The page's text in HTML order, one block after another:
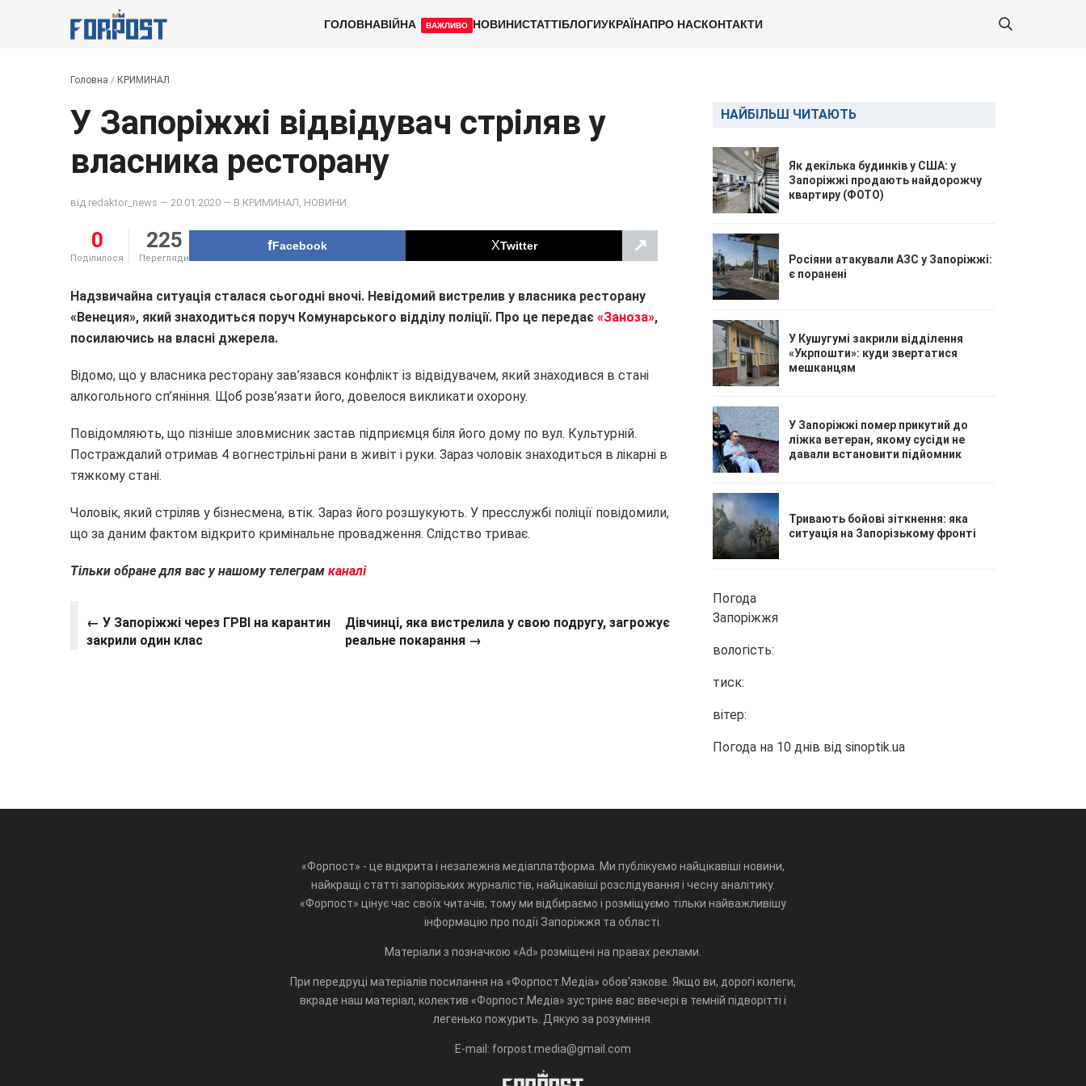
ГОЛОВНАВІЙНА ВАЖЛИВО НОВИНИСТАТТІБЛОГИУКРАЇНАПРО НАСКОНТАКТИ
Головна / КРИМИНАЛ
У Запоріжжі відвідувач стріляв у
власника ресторану
від redaktor_news — 20.01.2020 — В КРИМИНАЛ НОВИНИ
0
Поділилося
225
Перегляди
Facebook Twitter ↗
Надзвичайна ситуація сталася сьогодні вночі. Невідомий вистрелив у власника ресторану
«Венеция», який знаходиться поруч Комунарського відділу поліції. Про це передає «Заноза»,
посилаючись на власні джерела.
Відомо, що у власника ресторану зав’язався конфлікт із відвідувачем, який знаходився в стані
алкогольного сп’яніння. Щоб розв’язати його, довелося викликати охорону.
Повідомляють, що пізніше зловмисник застав підприємця біля його дому по вул. Культурній.
Постраждалий отримав 4 вогнестрільні рани в живіт і руки. Зараз чоловік знаходиться в лікарні в
тяжкому стані.
Чоловік, який стріляв у бізнесмена, втік. Зараз його розшукують. У пресслужбі поліції повідомили,
що за даним фактом відкрито кримінальне провадження. Слідство триває.
Тільки обране для вас у нашому телеграм каналі
← У Запоріжжі через ГРВІ на карантин
закрили один клас
Дівчинці, яка вистрелила у свою подругу, загрожує
реальне покарання →
НАЙБІЛЬШ ЧИТАЮТЬ
Як декілька будинків у США: у
Запоріжжі продають найдорожчу
квартиру (ФОТО)
Росіяни атакували АЗС у Запоріжжі:
є поранені
У Кушугумі закрили відділення
«Укрпошти»: куди звертатися
мешканцям
У Запоріжжі помер прикутий до
ліжка ветеран, якому сусіди не
давали встановити підйомник
Тривають бойові зіткнення: яка
ситуація на Запорізькому фронті
Погода
Запоріжжя
вологість:
тиск:
вітер:
Погода на 10 днів від sinoptik.ua
«Форпост» - це відкрита і незалежна медіаплатформа. Ми публікуємо найцікавіші новини,
найкращі статті запорізьких журналістів, найцікавіші розслідування і чесну аналітику.
«Форпост» цінує час своїх читачів, тому ми відбираємо і розміщуємо тільки найважливішу
інформацію про події Запоріжжя та області.
Матеріали з позначкою «Ad» розміщені на правах реклами.
При передруці матеріалів посилання на «Форпост.Медіа» обов'язкове. Якщо ви, дорогі колеги,
вкраде наш матеріал, колектив «Форпост.Медіа» зустріне вас ввечері в темній підворітті і
легенько пожурить. Дякую за розуміння.
E-mail: forpost.media@gmail.com